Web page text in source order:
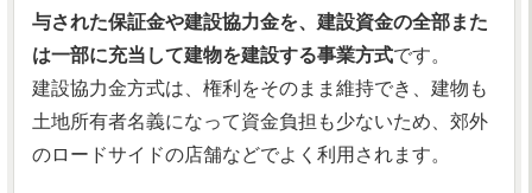
与された保証金や建設協力金を、建設資金の全部また
は一部に充当して建物を建設する事業方式です。
建設協力金方式は、権利をそのまま維持でき、建物も
土地所有者名義になって資金負担も少ないため、郊外
のロードサイドの店舗などでよく利用されます。